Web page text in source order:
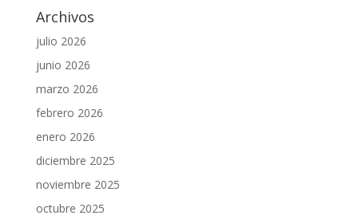
Archivos
julio 2026
junio 2026
marzo 2026
febrero 2026
enero 2026
diciembre 2025
noviembre 2025
octubre 2025